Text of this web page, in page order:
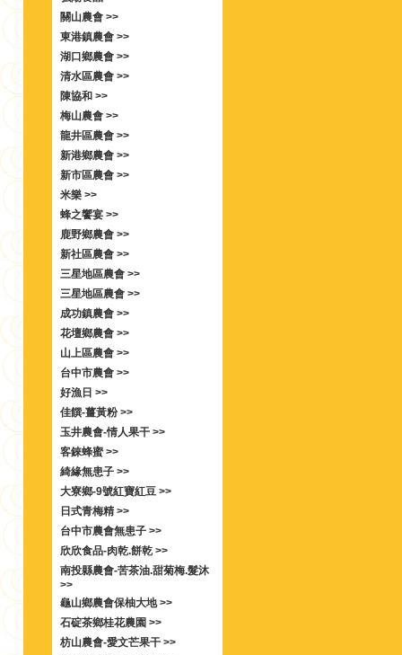
關山農會 >>
東港鎮農會 >>
湖口鄉農會 >>
清水區農會 >>
陳協和 >>
梅山農會 >>
龍井區農會 >>
新港鄉農會 >>
新市區農會 >>
米樂 >>
蜂之饗宴 >>
鹿野鄉農會 >>
新社區農會 >>
三星地區農會 >>
三星地區農會 >>
成功鎮農會 >>
花壇鄉農會 >>
山上區農會 >>
台中市農會 >>
好漁日 >>
佳饌-薑黃粉 >>
玉井農會-情人果干 >>
客錸蜂蜜 >>
綺緣無患子 >>
大寮鄉-9號紅寶紅豆 >>
日式青梅精 >>
台中市農會無患子 >>
欣欣食品-肉乾.餅乾 >>
南投縣農會-苦茶油.甜菊梅.髮沐
>>
龜山鄉農會保柚大地 >>
石碇茶鄉桂花農園 >>
枋山農會-愛文芒果干 >>